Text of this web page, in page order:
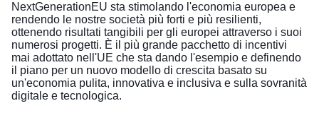
NextGenerationEU sta stimolando l'economia europea e
rendendo le nostre società più forti e più resilienti,
ottenendo risultati tangibili per gli europei attraverso i suoi
numerosi progetti. È il più grande pacchetto di incentivi
mai adottato nell'UE che sta dando l'esempio e definendo
il piano per un nuovo modello di crescita basato su
un'economia pulita, innovativa e inclusiva e sulla sovranità
digitale e tecnologica.